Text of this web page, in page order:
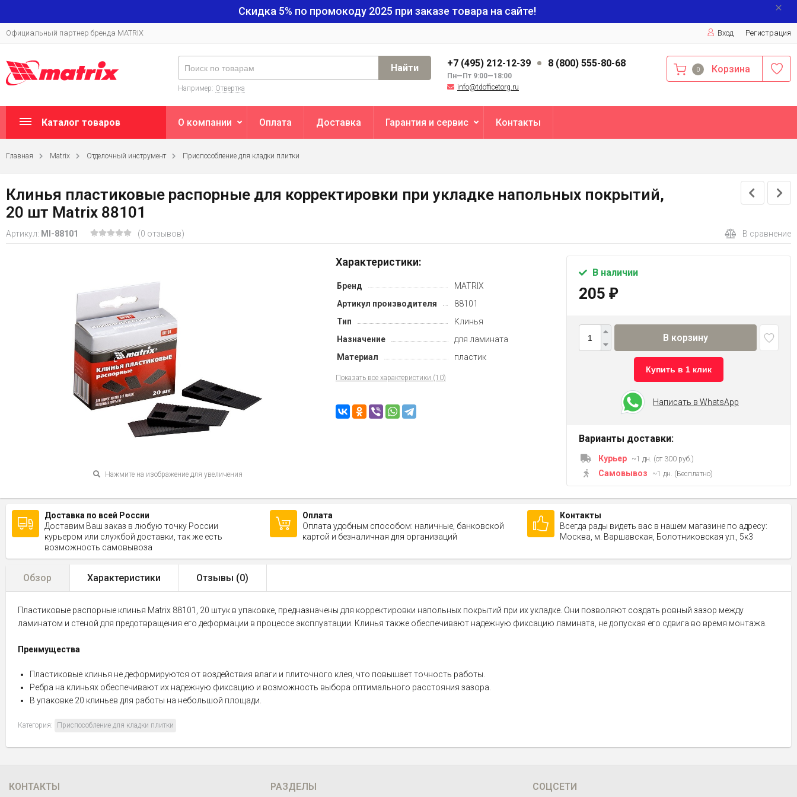
Скидка 5% по промокоду 2025 при заказе товара на сайте!
Официальный партнер бренда MATRIX Вход Регистрация
+7 (495) 212-12-39 8 (800) 555-80-68
Пн—Пт 9:00—18:00
info@tdofficetorg.ru
Найти
Например: Отвертка
0 Корзина
Каталог товаров О компании Оплата Доставка Гарантия и сервис Контакты
Главная Matrix Отделочный инструмент Приспособление для кладки плитки
Клинья пластиковые распорные для корректировки при укладке напольных покрытий,
20 шт Matrix 88101
Артикул: MI-88101 (0 отзывов) В сравнение
Нажмите на изображение для увеличения
Характеристики:
Бренд
MATRIX
Артикул производителя
88101
Тип
Клинья
Назначение
для ламината
Материал
пластик
Показать все характеристики (10)
В наличии
205 ₽
В корзину
Купить в 1 клик
Написать в WhatsApp
Варианты доставки:
Курьер ~1 дн. (от 300 руб.)
Самовывоз ~1 дн. (Бесплатно)
Доставка по всей России
Доставим Ваш заказ в любую точку России
курьером или службой доставки, так же есть
возможность самовывоза
Оплата
Оплата удобным способом: наличные, банковской
картой и безналичная для организаций
Контакты
Всегда рады видеть вас в нашем магазине по адресу:
Москва, м. Варшавская, Болотниковская ул., 5к3
Обзор Характеристики Отзывы (0)
Пластиковые распорные клинья Matrix 88101, 20 штук в упаковке, предназначены для корректировки напольных покрытий при их укладке. Они позволяют создать ровный зазор между
ламинатом и стеной для предотвращения его деформации в процессе эксплуатации. Клинья также обеспечивают надежную фиксацию ламината, не допуская его сдвига во время монтажа.
Преимущества
Пластиковые клинья не деформируются от воздействия влаги и плиточного клея, что повышает точность работы.
Ребра на клиньях обеспечивают их надежную фиксацию и возможность выбора оптимального расстояния зазора.
В упаковке 20 клиньев для работы на небольшой площади.
Категория: Приспособление для кладки плитки
КОНТАКТЫ РАЗДЕЛЫ СОЦСЕТИ